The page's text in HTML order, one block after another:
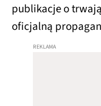
publikacje o
oficjalną